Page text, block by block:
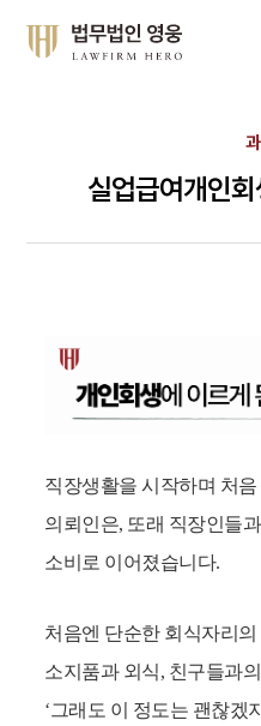
실업급여개인
직장생활을 시작하며 처
의뢰인은, 또래 직장인들
소비로 이어졌습니다.
처음엔 단순한 회식자리
소지품과 외식, 친구들과
‘그래도 이 정도는 괜찮겠